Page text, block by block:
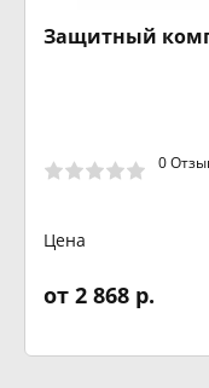
Защитный
0
Цена
от 2 868 р.